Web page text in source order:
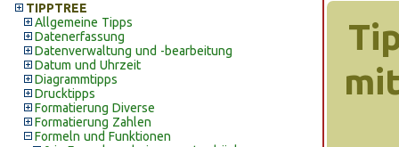
TIPPTREE
Allgemeine Tipps
Datenerfassung
Datenverwaltung und -bearbeitung
Datum und Uhrzeit
Diagrammtipps
Drucktipps
Formatierung Diverse
Formatierung Zahlen
Formeln und Funktionen